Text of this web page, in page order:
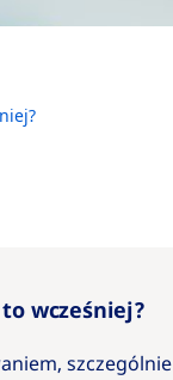
wcześniej?